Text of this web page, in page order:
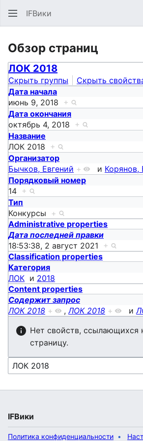
IFВики
Обзор страниц
ЛОК 2018
Скрыть группы
Скрыть
Дата начала
июнь 9, 2018 +
Дата окончания
октябрь 4, 2018 +
Название
ЛОК 2018 +
Организатор
Бычков, Евгений + и Корянов,
Порядковый номер
14 +
Тип
Конкурсы +
Administrative properties
Дата последней правки
18:53:38, 2 август 2021 +
Classification properties
Категория
ЛОК и 2018
Content properties
Содержит запрос
ЛОК 2018 + ,ЛОК 2018 + и
Нет свойств, ссылающихся
страницу.
IFВики
Политика конфиденциальности